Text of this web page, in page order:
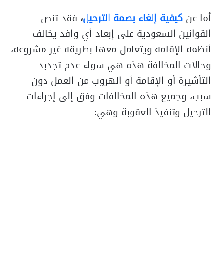
أما عنكيفية إلغاء بصمة الترحيل، فقد تنص
القوانين السعودية على إبعاد أي وافد يخالف
أنظمة الإقامة ويتعامل معها بطريقة غير مشروعة،
وحالات المخالفة هذه هي سواء عدم تجديد
التأشيرة أو الإقامة أو الهروب من العمل دون
سبب، وجميع هذه المخالفات وفق إلى إجراءات
الترحيل وتنفيذ العقوبة وهي: